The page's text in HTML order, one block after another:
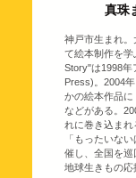
真珠
神戸市生まれ
て絵本制作を
Story"は1998年
Press)。2004
かの絵本作品に
などがある。
れに巻き込まれ
「もったいな
催し、全国を巡
地球生きもの応